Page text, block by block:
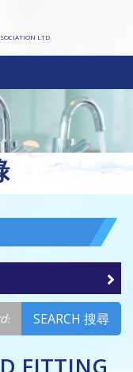
LTD.
SEARCH 搜尋
FITTING